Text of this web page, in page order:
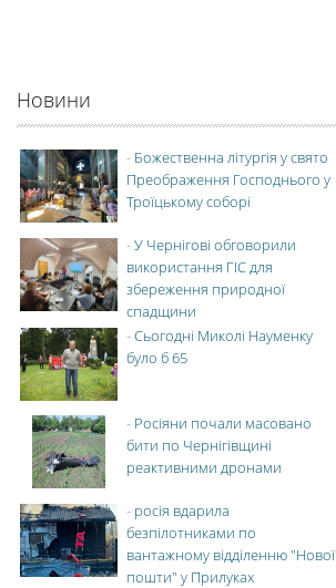
Новини
- Божественна літургія у свято
Преображення Господнього у
Троїцькому соборі
-У Чернігові обговорили
використання ГІС для
збереження природної
спадщини
-Сьогодні Миколі Науменку
було б 65
- Росіяни почали масовано
бити по Чернігівщині
реактивними дронами
- росія вдарила
безпілотниками по
вантажному відділенню "Нової
пошти" у Прилуках